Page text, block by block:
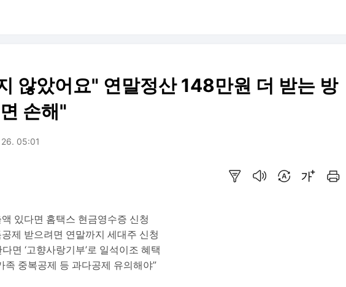
않았어요" 연말정산 148만원 더 받는 방
손해"
05:01
있다면 홈택스 현금영수증 신청
제 받으려면 연말까지 세대주 신청
면 ‘고향사랑기부’로 일석이조 혜택
족 중복공제 등 과다공제 유의해야”